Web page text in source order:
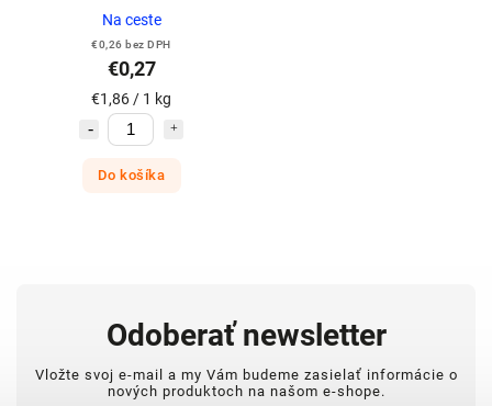
Na ceste
€0,26 bez DPH
€0,27
€1,86 / 1 kg
Do košíka
Odoberať newsletter
Vložte svoj e-mail a my Vám budeme zasielať informácie o
nových produktoch na našom e-shope.